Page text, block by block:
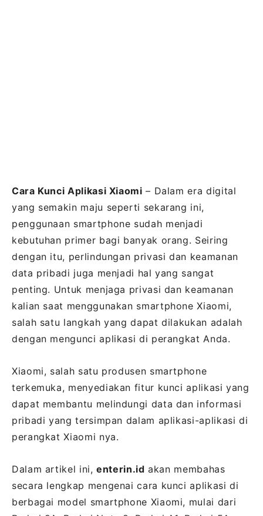
Cara Kunci Aplikasi Xiaomi – Dalam era digital
yang semakin maju seperti sekarang ini,
penggunaan smartphone sudah menjadi
kebutuhan primer bagi banyak orang. Seiring
dengan itu, perlindungan privasi dan keamanan
data pribadi juga menjadi hal yang sangat
penting. Untuk menjaga privasi dan keamanan
kalian saat menggunakan smartphone Xiaomi,
salah satu langkah yang dapat dilakukan adalah
dengan mengunci aplikasi di perangkat Anda.
Xiaomi, salah satu produsen smartphone
terkemuka, menyediakan fitur kunci aplikasi yang
dapat membantu melindungi data dan informasi
pribadi yang tersimpan dalam aplikasi-aplikasi di
perangkat Xiaomi nya.
Dalam artikel ini,enterin.id akan membahas
secara lengkap mengenai cara kunci aplikasi di
berbagai model smartphone Xiaomi, mulai dari